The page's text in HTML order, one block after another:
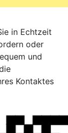
in Echtzeit
oder
und
Kontaktes